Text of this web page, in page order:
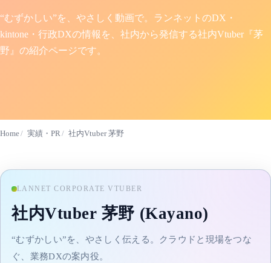
“むずかしい”を、やさしく動画で。ランネットのDX・
kintone・行政DXの情報を、社内から発信する社内Vtuber『茅
野』の紹介ページです。
Home 実績・PR 社内Vtuber 茅野
LANNET CORPORATE VTUBER
社内Vtuber 茅野 (Kayano)
“むずかしい”を、やさしく伝える。クラウドと現場をつな
ぐ、業務DXの案内役。